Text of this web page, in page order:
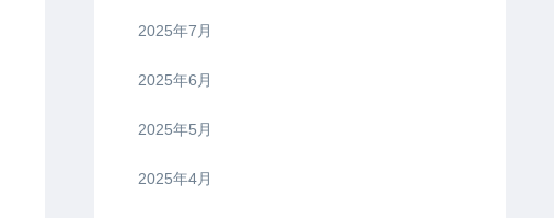
2025年7月
2025年6月
2025年5月
2025年4月